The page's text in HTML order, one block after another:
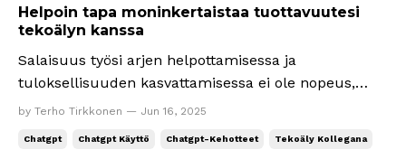
Helpoin tapa moninkertaistaa tuottavuutesi
tekoälyn kanssa
Salaisuus työsi arjen helpottamisessa ja
tuloksellisuuden kasvattamisessa ei ole nopeus,
ahkeruus tai röyhkeys vaan älykkyys. Ei, sinun ei
by Terho Tirkkonen — Jun 16, 2025
Chatgpt Chatgpt Käyttö Chatgpt-Kehotteet Tekoäly Kollegana